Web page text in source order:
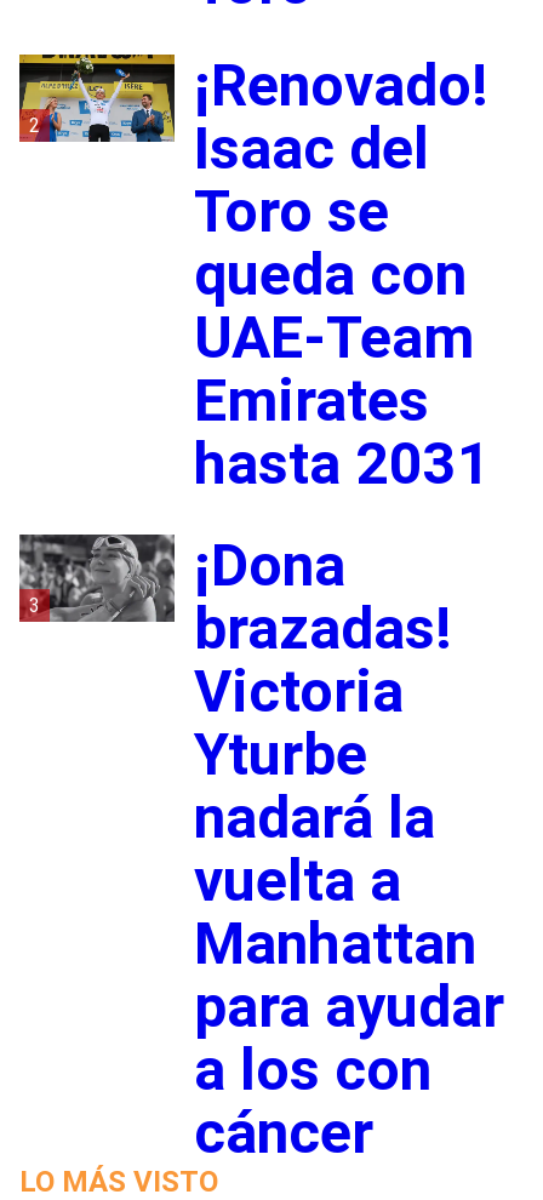
2
¡Renovado!
Isaac del
Toro se
queda con
UAE-Team
Emirates
hasta 2031
3
¡Dona
brazadas!
Victoria
Yturbe
nadará la
vuelta a
Manhattan
para ayudar
a los con
cáncer
LO MÁS VISTO